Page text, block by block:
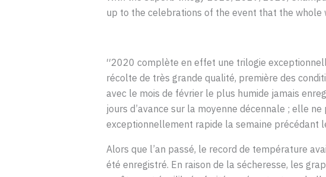
up to the celebrations of the event that the whole
′′2020 complète en effet une trilogie
récolte de très grande qualité, première des
avec le mois de février le plus humide jamais
jours d’avance sur la moyenne décennale ; elle
exceptionnellement rapide la semaine précédant
Alors que l’an passé, le record de température
été enregistré. En raison de la sécheresse, les